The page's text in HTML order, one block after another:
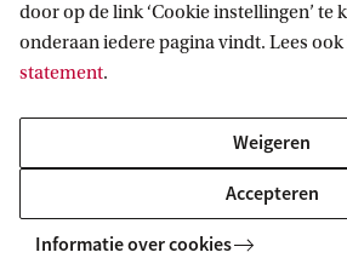
Bachelorstudiekiezers
Masterstudiekiezers
Journalisten
Schooldecanen en vakdocenten
Direct naar
Vacatures
Doneren
Contact
UvA op social media
door op de link ‘Cookie instellingen’ te
onderaan iedere pagina vindt. Lees ook
statement.
Weigeren
Accepteren
Informatie over cookies